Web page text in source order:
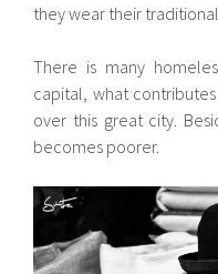
they wear their traditional
There is many
capital, what
over this great city.
becomes poorer.